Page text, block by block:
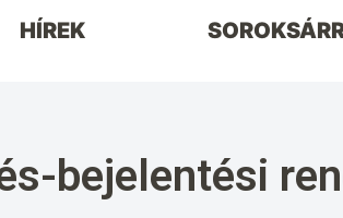
HÍREK
bejelentési